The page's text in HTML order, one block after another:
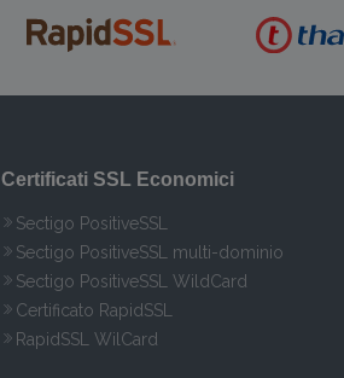
Certificati SSL Economici
Sectigo PositiveSSL
Sectigo PositiveSSL multi-dominio
Sectigo PositiveSSL WildCard
Certificato RapidSSL
RapidSSL WilCard